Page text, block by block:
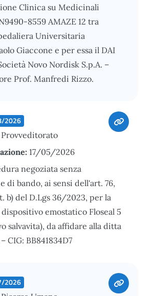
Clinica su Medicinali
8559 AMAZE 12 tra
Universitaria
Giaccone e per essa il DAI
Novo Nordisk S.p.A. –
Prof. Manfredi Rizzo.
2026
Provveditorato
17/05/2026
negoziata senza
di bando, ai sensi dell'art. 76,
b) del D.Lgs 36/2023, per la
emostatico Floseal 5
salvavita), da affidare alla ditta
CIG: BB841834D7
2026